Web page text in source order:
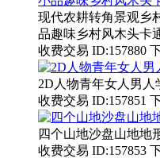
现代农耕转角景观乡
品趣味乡村风木头卡
收费交易 ID:157880
2D人物青年女人男人
收费交易 ID:157851
四个山地沙盘山地地
收费交易 ID:157853